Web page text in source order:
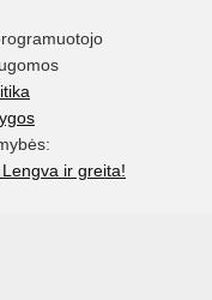
ir greita!